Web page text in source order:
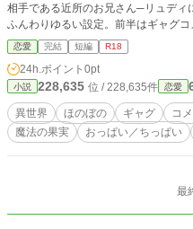
相手である近所のお兄さん─リュディ
ふんわりゆるい設定。前半はギャグ
パート。しっかりめにR描写入るの
ーンライトノベルズ様にも短編として
恋愛 完結 短編 R18
24h.ポイント 0pt
小説 228,635 位 / 228,635件 恋愛
異世界 ほのぼの ギャグ コ
魔法の果実
おっぱい／ちっぱい
最